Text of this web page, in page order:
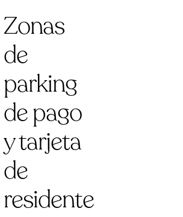
Zonas
de
parking
de pago
y tarjeta
de
residente